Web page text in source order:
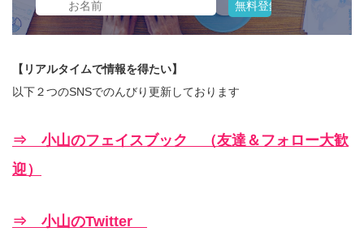
【リアルタイムで情報を得たい】
以下２つのSNSでのんびり更新しております
⇒ 小山のフェイスブック （友達＆フォロー大歓
迎）
⇒ 小山のTwitter